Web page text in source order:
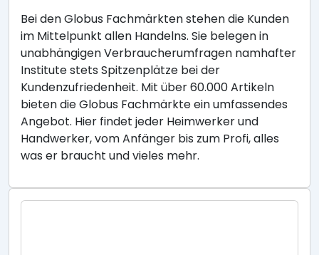
Bei den Globus Fachmärkten stehen die Kunden
im Mittelpunkt allen Handelns. Sie belegen in
unabhängigen Verbraucherumfragen namhafter
Institute stets Spitzenplätze bei der
Kundenzufriedenheit. Mit über 60.000 Artikeln
bieten die Globus Fachmärkte ein umfassendes
Angebot. Hier findet jeder Heimwerker und
Handwerker, vom Anfänger bis zum Profi, alles
was er braucht und vieles mehr.